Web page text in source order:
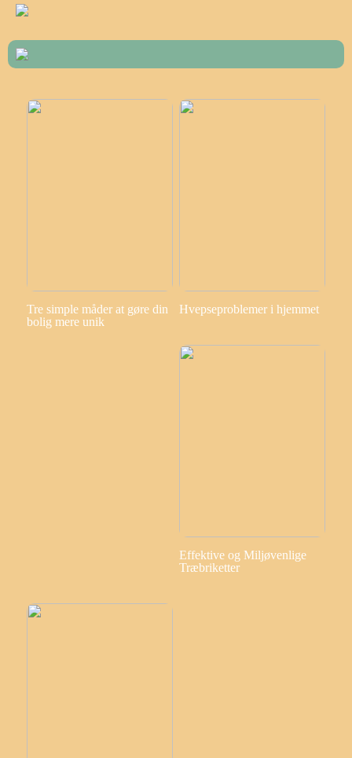
Tre simple måder at gøre din
bolig mere unik
Hvepseproblemer i hjemmet
Effektive og Miljøvenlige
Træbriketter